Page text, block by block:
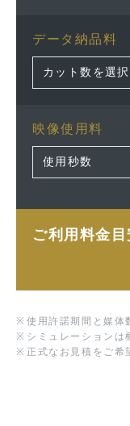
データ納品料
映像使用料
ご利用料金目
※ 使用許諾期間と媒体
※ シミュレーションは
※ 正式なお見積をご希